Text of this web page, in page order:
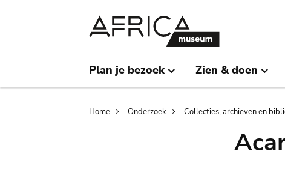
Plan je bezoek Zien & doen
Breadcrumb
Home Onderzoek Collecties, archieven en